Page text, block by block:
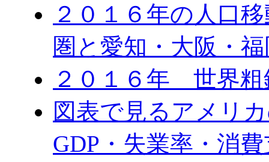
２０１６年の人口
圏と愛知・大阪・
２０１６年 世界粗
図表で見るアメリ
GDP・失業率・消